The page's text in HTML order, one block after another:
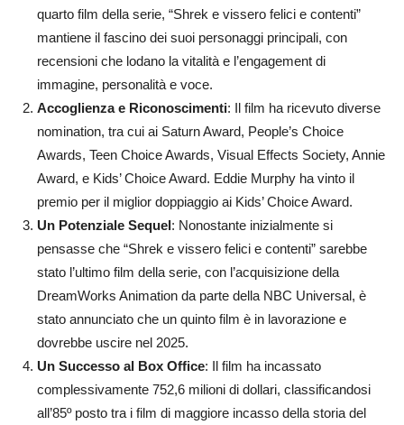
quarto film della serie, “Shrek e vissero felici e contenti”
mantiene il fascino dei suoi personaggi principali, con
recensioni che lodano la vitalità e l’engagement di
immagine, personalità e voce.
Accoglienza e Riconoscimenti: Il film ha ricevuto diverse
nomination, tra cui ai Saturn Award, People’s Choice
Awards, Teen Choice Awards, Visual Effects Society, Annie
Award, e Kids’ Choice Award. Eddie Murphy ha vinto il
premio per il miglior doppiaggio ai Kids’ Choice Award​.
Un Potenziale Sequel: Nonostante inizialmente si
pensasse che “Shrek e vissero felici e contenti” sarebbe
stato l’ultimo film della serie, con l’acquisizione della
DreamWorks Animation da parte della NBC Universal, è
stato annunciato che un quinto film è in lavorazione e
dovrebbe uscire nel 2025​.
Un Successo al Box Office: Il film ha incassato
complessivamente 752,6 milioni di dollari, classificandosi
all’85º posto tra i film di maggiore incasso della storia del